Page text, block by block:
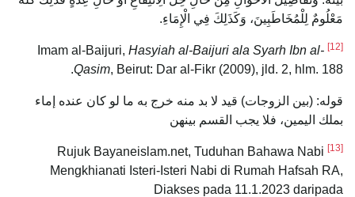
مَعْلُومٌ لِلْمُخَاطَبِينَ، وَكَذَلِكَ فِي الْإِمَاءِ.
[12]
Hasyiah al-Baijuri ala Syarh Ibn al-
Qasim, Beirut: Dar al-Fikr (2009), jld. 2, hlm. 188.
قوله: (بين الزوجات) قيد لا بد منه خرج به ما لو كان عنده إماء
بملك اليمين، فلا يجب القسم بينهن
[13]
Rujuk Bayaneislam.net, Tuduhan Bahawa Nabi
Mengkhianati Isteri-Isteri Nabi di Rumah Hafsah RA,
Diakses pada 11.1.2023 daripada